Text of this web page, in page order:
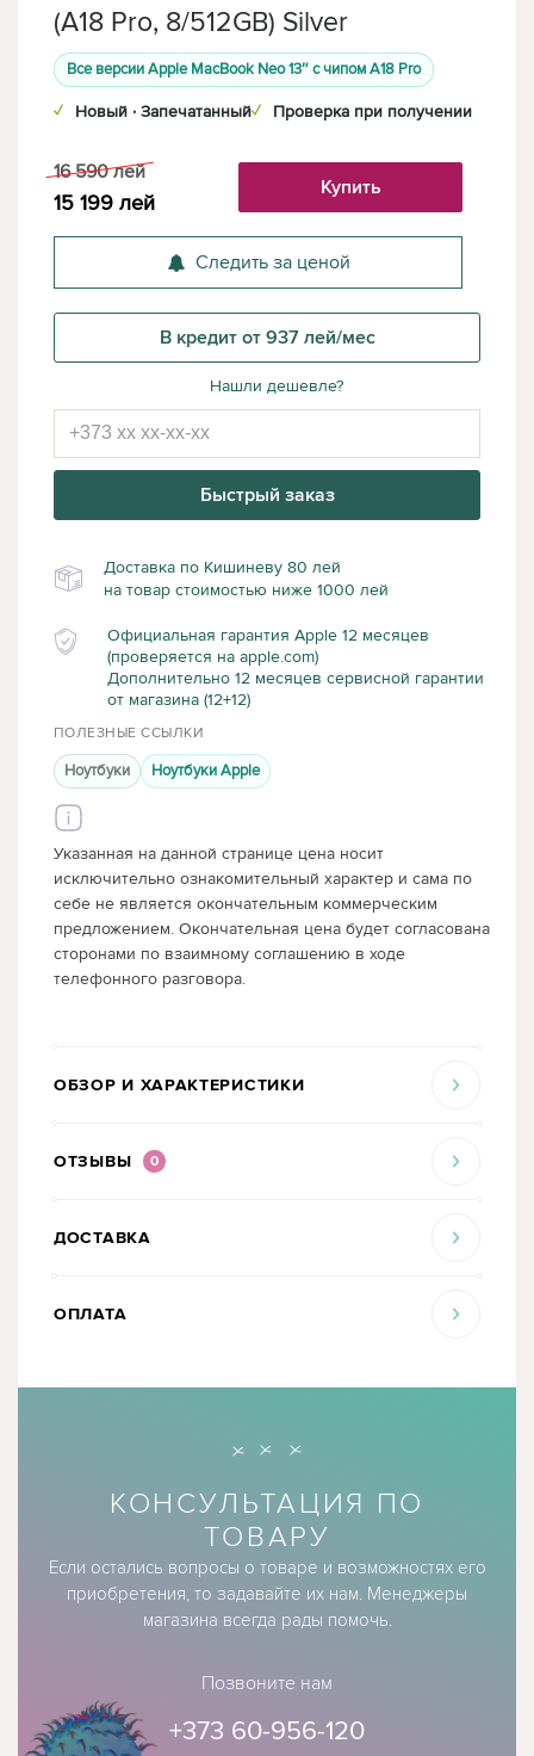
(A18 Pro, 8/512GB) Silver
Все версии Apple MacBook Neo 13″ с чипом A18 Pro
✓ Новый · Запечатанный✓ Проверка при получении
16 590 лей
15 199 лей
Купить
Следить за ценой
В кредит от 937 лей/мес
Нашли дешевле?
Быстрый заказ
Доставка по Кишиневу 80 лей
на товар стоимостью ниже 1000 лей
Официальная гарантия Apple 12 месяцев
(проверяется на apple.com)
Дополнительно 12 месяцев сервисной гарантии
от магазина (12+12)
ПОЛЕЗНЫЕ ССЫЛКИ
Ноутбуки Ноутбуки Apple
Указанная на данной странице цена носит
исключительно ознакомительный характер и сама по
себе не является окончательным коммерческим
предложением. Окончательная цена будет согласована
сторонами по взаимному соглашению в ходе
телефонного разговора.
ОБЗОР И ХАРАКТЕРИСТИКИ
ОТЗЫВЫ 0
ДОСТАВКА
ОПЛАТА
КОНСУЛЬТАЦИЯ ПО
ТОВАРУ
Если остались вопросы о товаре и возможностях его
приобретения, то задавайте их нам. Менеджеры
магазина всегда рады помочь.
Позвоните нам
+373 60-956-120